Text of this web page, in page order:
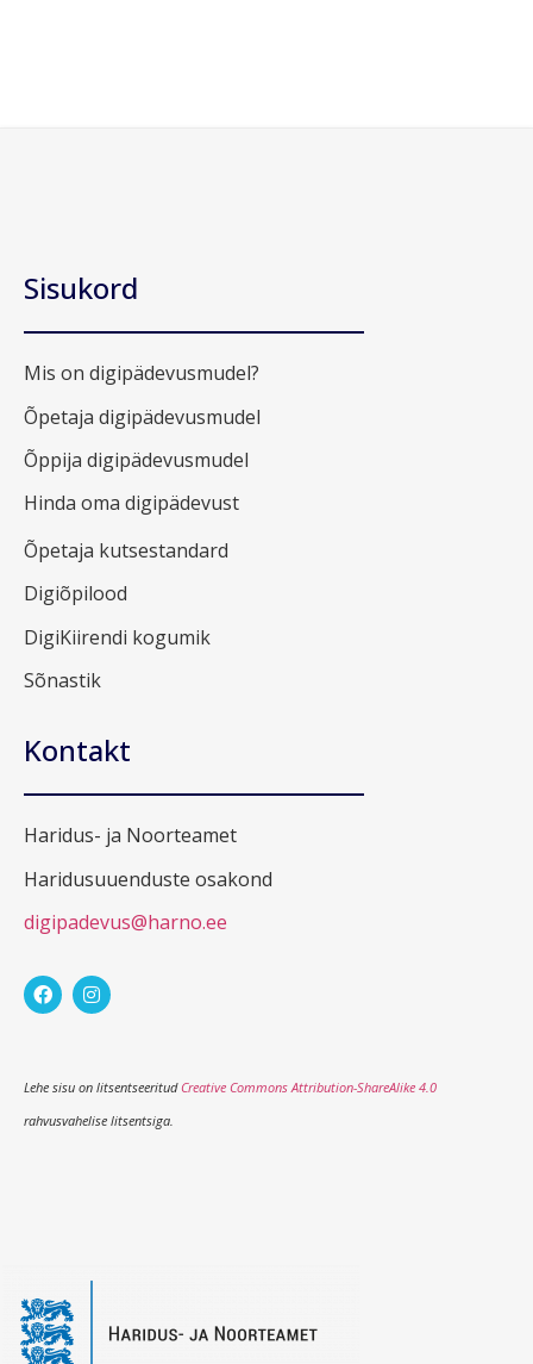
Sisukord
Mis on digipädevusmudel?
Õpetaja digipädevusmudel
Õppija digipädevusmudel
Hinda oma digipädevust
Õpetaja kutsestandard
Digiõpilood
DigiKiirendi kogumik
Sõnastik
Kontakt
Haridus- ja Noorteamet
Haridusuuenduste osakond
digipadevus@harno.ee
Lehe sisu on litsentseeritudCreative Commons Attribution-ShareAlike 4.0
rahvusvahelise litsentsiga.